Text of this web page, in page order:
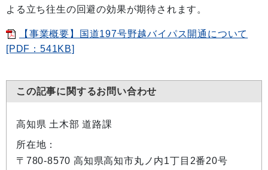
よる立ち往生の回避の効果が期待されます。
【事業概要】国道197号野越バイパス開通について
[PDF：541KB]
この記事に関するお問い合わせ
高知県 土木部 道路課
所在地：
〒780-8570 高知県高知市丸ノ内1丁目2番20号